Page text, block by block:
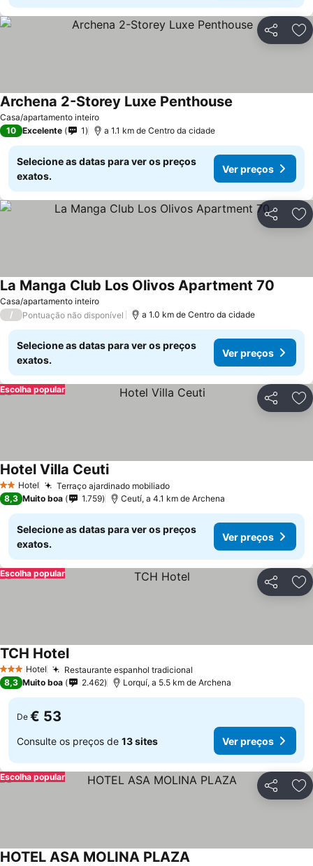
Partilhar
Casa/apartamento inteiro
Archena 2-Storey Luxe Penthouse
10 Excelente 1 a 1.1 km de Centro da cidade
Selecione as datas para ver os preços
exatos.
Ver preços
Partilhar
Casa/apartamento inteiro
La Manga Club Los Olivos Apartment 70
/ Pontuação não disponível a 1.0 km de Centro da cidade
Selecione as datas para ver os preços
exatos.
Ver preços
Partilhar
Escolha popular
2 Estrelas
Hotel Terraço ajardinado mobiliado
Hotel Villa Ceuti
8,3 Muito boa 1.759 Ceutí, a 4.1 km de Archena
Selecione as datas para ver os preços
exatos.
Ver preços
Partilhar
Escolha popular
3 EstrelasHotel Restaurante espanhol tradicional
TCH Hotel
8,3 Muito boa 2.462 Lorquí, a 5.5 km de Archena
De € 53
Consulte os preços de 13 sites Ver preços
Partilhar
Escolha popular
HOTEL ASA MOLINA PLAZA